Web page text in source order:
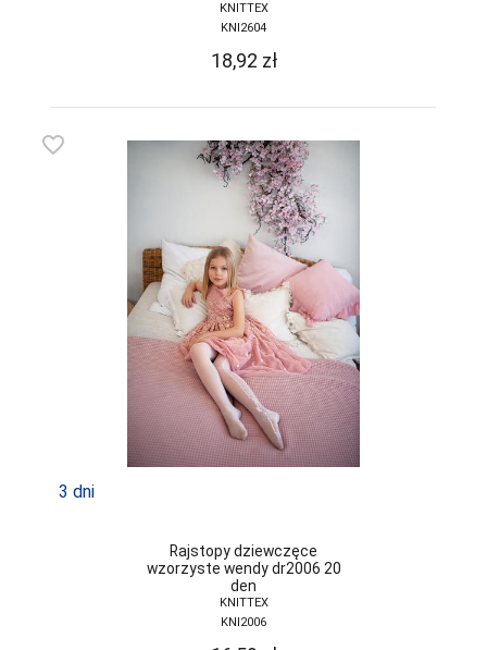
KNITTEX
KNI2604
18,92 zł
favorite_border
3 dni
Rajstopy dziewczęce
wzorzyste wendy dr2006 20
den
KNITTEX
KNI2006